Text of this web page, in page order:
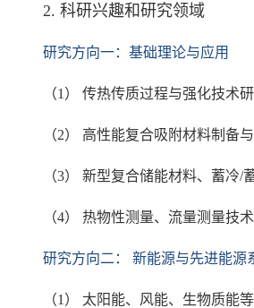
2. 科研兴趣和研究领域
研究方向一：基础理论与应用
（1） 传热传质过程与强化技术
（2） 高性能复合吸附材料制备
（3） 新型复合储能材料、蓄冷/
（4） 热物性测量、流量测量技术
研究方向二： 新能源与先进能源
（1） 太阳能、风能、生物质能